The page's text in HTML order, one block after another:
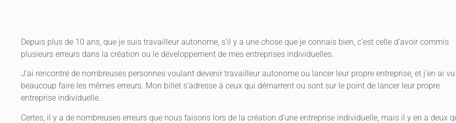
Depuis plus de 10 ans, que je suis travailleur autonome, s’il y a une chose que je connais bien, c’est celle d’avoir commis
plusieurs erreurs dans la création ou le développement de mes entreprises individuelles.
J’ai rencontré de nombreuses personnes voulant devenir travailleur autonome ou lancer leur propre entreprise, et j’en ai vu
beaucoup faire les mêmes erreurs. Mon billet s’adresse à ceux qui démarrent ou sont sur le point de lancer leur propre
entreprise individuelle.
Certes, il y a de nombreuses erreurs que nous faisons lors de la création d’une entreprise individuelle, mais il y en a deux